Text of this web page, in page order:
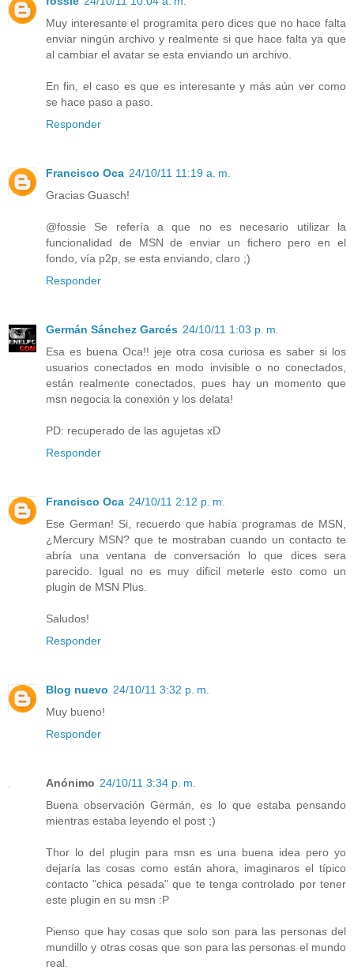
Muy interesante el programita pero dices que no hace falta
enviar ningún archivo y realmente si que hace falta ya que
al cambiar el avatar se esta enviando un archivo.
En fin, el caso es que es interesante y más aún ver como
se hace paso a paso.
Responder
Francisco Oca 24/10/11 11:19 a. m.
Gracias Guasch!
@fossie Se refería a que no es necesario utilizar la
funcionalidad de MSN de enviar un fichero pero en el
fondo, vía p2p, se esta enviando, claro ;)
Responder
Germán Sánchez Garcés 24/10/11 1:03 p. m.
Esa es buena Oca!! jeje otra cosa curiosa es saber si los
usuarios conectados en modo invisible o no conectados,
están realmente conectados, pues hay un momento que
msn negocia la conexión y los delata!
PD: recuperado de las agujetas xD
Responder
Francisco Oca 24/10/11 2:12 p. m.
Ese German! Si, recuerdo que había programas de MSN,
¿Mercury MSN? que te mostraban cuando un contacto te
abría una ventana de conversación lo que dices sera
parecido. Igual no es muy dificil meterle esto como un
plugin de MSN Plus.
Saludos!
Responder
Blog nuevo 24/10/11 3:32 p. m.
Muy bueno!
Responder
Anónimo 24/10/11 3:34 p. m.
Buena observación Germán, es lo que estaba pensando
mientras estaba leyendo el post ;)
Thor lo del plugin para msn es una buena idea pero yo
dejaría las cosas como están ahora, imaginaros el típico
contacto "chica pesada" que te tenga controlado por tener
este plugin en su msn :P
Pienso que hay cosas que solo son para las personas del
mundillo y otras cosas que son para las personas el mundo
real.